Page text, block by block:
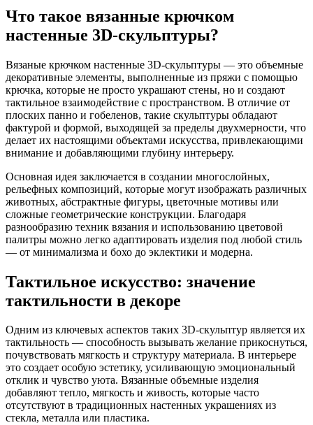
Что такое вязанные крючком
настенные 3D-скульптуры?
Вязаные крючком настенные 3D-скульптуры — это объемные
декоративные элементы, выполненные из пряжи с помощью
крючка, которые не просто украшают стены, но и создают
тактильное взаимодействие с пространством. В отличие от
плоских панно и гобеленов, такие скульптуры обладают
фактурой и формой, выходящей за пределы двухмерности, что
делает их настоящими объектами искусства, привлекающими
внимание и добавляющими глубину интерьеру.
Основная идея заключается в создании многослойных,
рельефных композиций, которые могут изображать различных
животных, абстрактные фигуры, цветочные мотивы или
сложные геометрические конструкции. Благодаря
разнообразию техник вязания и использованию цветовой
палитры можно легко адаптировать изделия под любой стиль
— от минимализма и бохо до эклектики и модерна.
Тактильное искусство: значение
тактильности в декоре
Одним из ключевых аспектов таких 3D-скульптур является их
тактильность — способность вызывать желание прикоснуться,
почувствовать мягкость и структуру материала. В интерьере
это создает особую эстетику, усиливающую эмоциональный
отклик и чувство уюта. Вязанные объемные изделия
добавляют тепло, мягкость и живость, которые часто
отсутствуют в традиционных настенных украшениях из
стекла, металла или пластика.